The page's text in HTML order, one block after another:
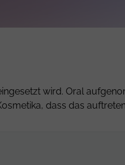
wird. Oral
dass das